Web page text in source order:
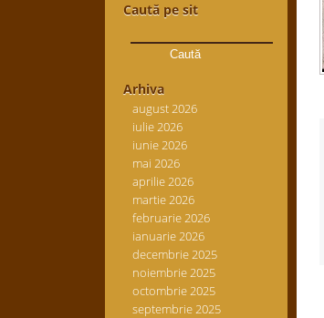
Caută pe sit
după:
Arhiva
august 2026
iulie 2026
iunie 2026
mai 2026
aprilie 2026
martie 2026
februarie 2026
ianuarie 2026
decembrie 2025
noiembrie 2025
octombrie 2025
septembrie 2025